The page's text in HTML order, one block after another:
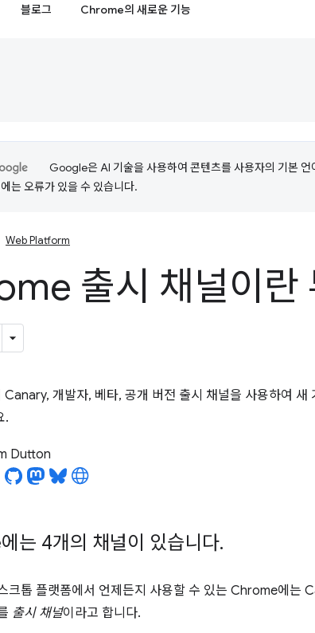
블로그 Chrome의 새로운 기능
Google은 AI 기술을 사용하여 콘텐츠를 사용자의 기본 언
는 오류가 있을 수 있습니다.
Web Platform
출시 채널이란
개발자, 베타, 공개 버전 출시 채널을 사용하여 새
.
Dutton
는 4개의 채널이 있습니다.
크톱 플랫폼에서 언제든지 사용할 수 있는 Chrome에는
출시 채널이라고 합니다.